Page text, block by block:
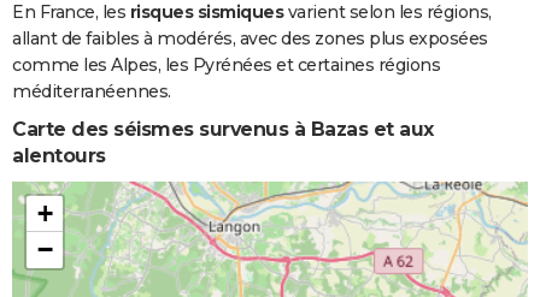
Inondations
et/ou
Coulées de
Boue
16/07/1983 24/07/1983 9 j Oui
Inondations
Coulées de
Boue
En France, les risques sismiquesvarient selon les régions,
allant de faibles à modérés, avec des zones plus exposées
comme les Alpes, les Pyrénées et certaines régions
méditerranéennes.
Carte des séismes survenus à Bazas et aux
alentours
+
−